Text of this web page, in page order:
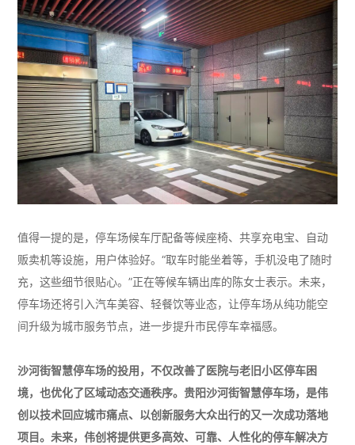
值得一提的是，停车场候车厅配备等候座椅、共享充电宝、自动
贩卖机等设施，用户体验好。“取车时能坐着等，手机没电了随时
充，这些细节很贴心。”正在等候车辆出库的陈女士表示。未来，
停车场还将引入汽车美容、轻餐饮等业态，让停车场从纯功能空
间升级为城市服务节点，进一步提升市民停车幸福感。
沙河街智慧停车场的投用，不仅改善了医院与老旧小区停车困
境，也优化了区域动态交通秩序。贵阳沙河街智慧停车场，是伟
创以技术回应城市痛点、以创新服务大众出行的又一次成功落地
项目。未来，伟创将提供更多高效、可靠、人性化的停车解决方